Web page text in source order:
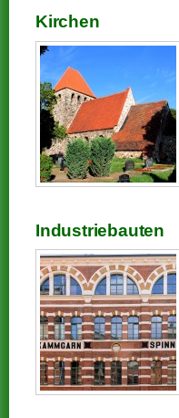
Kirchen
Industriebauten